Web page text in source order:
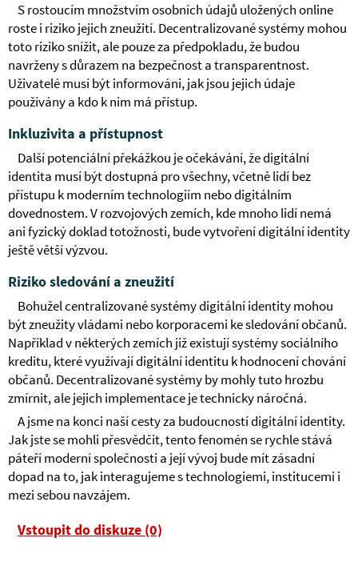
S rostoucím množstvím osobních údajů uložených online
roste i riziko jejich zneužití. Decentralizované systémy mohou
toto riziko snížit, ale pouze za předpokladu, že budou
navrženy s důrazem na bezpečnost a transparentnost.
Uživatelé musí být informováni, jak jsou jejich údaje
používány a kdo k nim má přístup.
Inkluzivita a přístupnost
Další potenciální překážkou je očekávání, že digitální
identita musí být dostupná pro všechny, včetně lidí bez
přístupu k moderním technologiím nebo digitálním
dovednostem. V rozvojových zemích, kde mnoho lidí nemá
ani fyzický doklad totožnosti, bude vytvoření digitální identity
ještě větší výzvou.
Riziko sledování a zneužití
Bohužel centralizované systémy digitální identity mohou
být zneužity vládami nebo korporacemi ke sledování občanů.
Například v některých zemích již existují systémy sociálního
kreditu, které využívají digitální identitu k hodnocení chování
občanů. Decentralizované systémy by mohly tuto hrozbu
zmírnit, ale jejich implementace je technicky náročná.
A jsme na konci naší cesty za budoucností digitální identity.
Jak jste se mohli přesvědčit, tento fenomén se rychle stává
páteří moderní společnosti a její vývoj bude mít zásadní
dopad na to, jak interagujeme s technologiemi, institucemi i
mezi sebou navzájem.
Vstoupit do diskuze (0)